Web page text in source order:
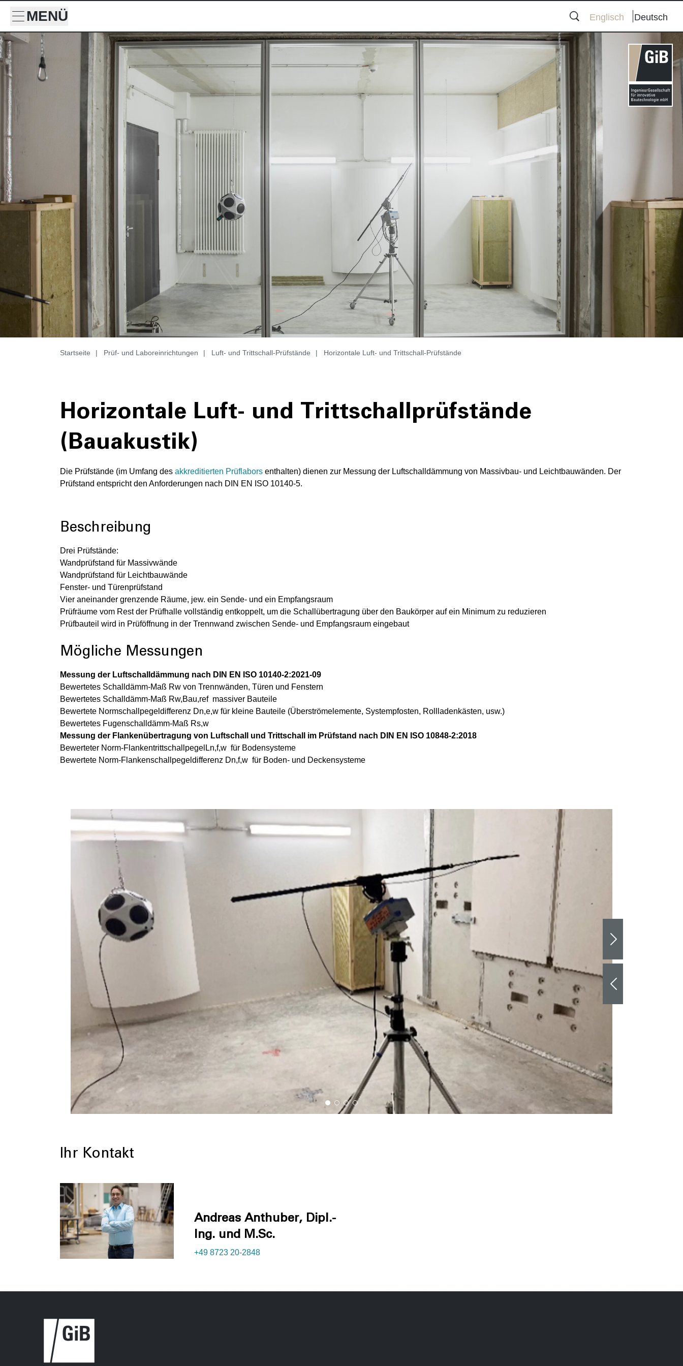
MENÜ
Suche
Suche
Englisch Deutsch
Startseite | Prüf- und Laboreinrichtungen | Luft- und Trittschall-Prüfstände | Horizontale Luft- und Trittschall-Prüfstände
Horizontale Luft- und Trittschallprüfstände
(Bauakustik)
Die Prüfstände (im Umfang des akkreditierten Prüflabors enthalten) dienen zur Messung der Luftschalldämmung von Massivbau- und Leichtbauwänden. Der
Prüfstand entspricht den Anforderungen nach DIN EN ISO 10140-5.
Beschreibung
Drei Prüfstände:
Wandprüfstand für Massivwände
Wandprüfstand für Leichtbauwände
Fenster- und Türenprüfstand
Vier aneinander grenzende Räume, jew. ein Sende- und ein Empfangsraum
Prüfräume vom Rest der Prüfhalle vollständig entkoppelt, um die Schallübertragung über den Baukörper auf ein Minimum zu reduzieren
Prüfbauteil wird in Prüföffnung in der Trennwand zwischen Sende- und Empfangsraum eingebaut
Mögliche Messungen
Messung der Luftschalldämmung nach DIN EN ISO 10140-2:2021-09
Bewertetes Schalldämm-Maß Rw von Trennwänden, Türen und Fenstern
Bewertetes Schalldämm-Maß Rw,Bau,ref massiver Bauteile
Bewertete Normschallpegeldifferenz Dn,e,w für kleine Bauteile (Überströmelemente, Systempfosten, Rollladenkästen, usw.)
Bewertetes Fugenschalldämm-Maß Rs,w
Messung der Flankenübertragung von Luftschall und Trittschall im Prüfstand nach DIN EN ISO 10848-2:2018
Bewerteter Norm-FlankentrittschallpegelLn,f,w für Bodensysteme
Bewertete Norm-Flankenschallpegeldifferenz Dn,f,w für Boden- und Deckensysteme
Ihr Kontakt
Andreas Anthuber, Dipl.-
Ing. und M.Sc.
+49 8723 20-2848